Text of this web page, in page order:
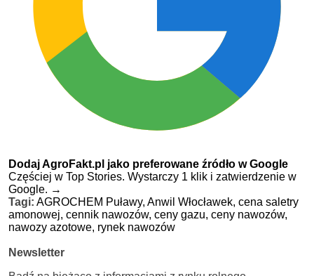
Dodaj AgroFakt.pl jako preferowane źródło w Google
Częściej w Top Stories. Wystarczy 1 klik i zatwierdzenie w
Google. →
Tagi: AGROCHEM Puławy, Anwil Włocławek, cena saletry
amonowej, cennik nawozów, ceny gazu, ceny nawozów,
nawozy azotowe, rynek nawozów
Newsletter